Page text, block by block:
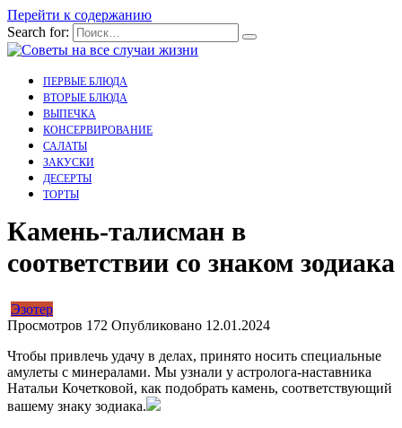
Перейти к содержанию
Search for:
ПЕРВЫЕ БЛЮДА
ВТОРЫЕ БЛЮДА
ВЫПЕЧКА
КОНСЕРВИРОВАНИЕ
САЛАТЫ
ЗАКУСКИ
ДЕСЕРТЫ
ТОРТЫ
Камень-талисман в
соответствии со знаком зодиака
Эзотер
Просмотров 172 Опубликовано 12.01.2024
Чтобы привлечь удачу в делах, принято носить специальные
амулеты с минералами. Мы узнали у астролога-наставника
Натальи Кочетковой, как подобрать камень, соответствующий
вашему знаку зодиака.